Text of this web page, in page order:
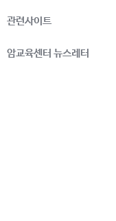
관련사이트
암교육센터 뉴스레터